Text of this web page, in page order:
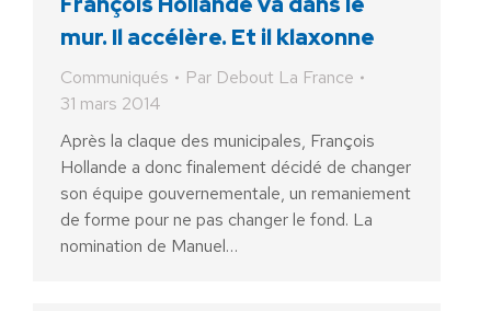
mur. Il accélère. Et il klaxonne
Communiqués Par Debout La France
31 mars 2014
Après la claque des municipales, François
Hollande a donc finalement décidé de changer
son équipe gouvernementale, un remaniement
de forme pour ne pas changer le fond. La
nomination de Manuel…